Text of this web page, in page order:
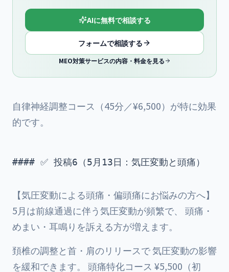
AIに無料で相談する
フォームで相談する
MEO対策サービスの内容・料金を見る
自律神経調整コース（45分／¥6,500）が特に効果
的です。
#### ✅ 投稿6（5月13日：気圧変動と頭痛）
【気圧変動による頭痛・偏頭痛にお悩みの方へ】
5月は前線通過に伴う気圧変動が頻繁で、 頭痛・
めまい・耳鳴りを訴える方が増えます。
頚椎の調整と首・肩のリリースで 気圧変動の影響
を緩和できます。 頭痛特化コース ¥5,500（初